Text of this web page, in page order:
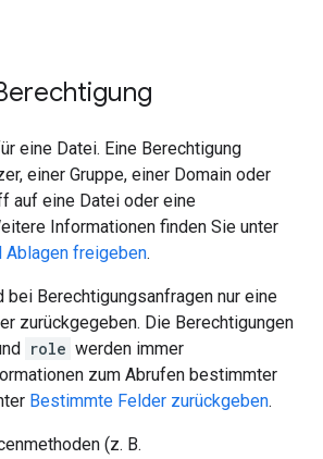
eine Datei. Eine Berechtigung
einer Gruppe, einer Domain oder
auf eine Datei oder eine
Informationen finden Sie unter
Ablagen freigeben.
bei Berechtigungsanfragen nur eine
zurückgegeben. Die Berechtigungen
role werden immer
zum Abrufen bestimmter
Bestimmte Felder zurückgeben.
(z. B.